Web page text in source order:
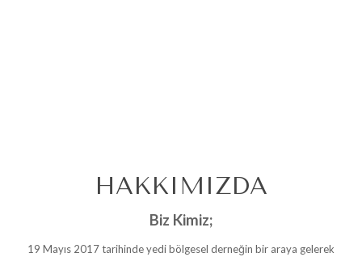
HAKKIMIZDA
Biz Kimiz;
19 Mayıs 2017 tarihinde yedi bölgesel derneğin bir araya gelerek